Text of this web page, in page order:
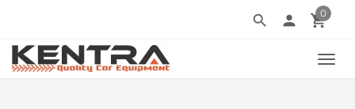
local_grocery_store
0
search person